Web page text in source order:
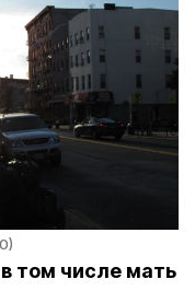
том числе мать